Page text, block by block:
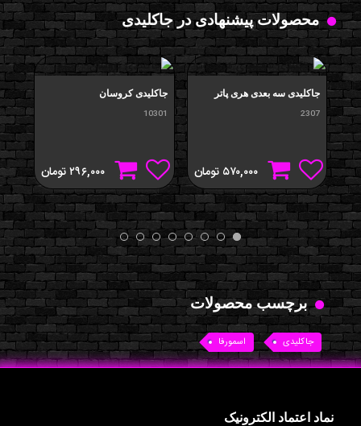
محصولات پیشنهادی در جاکلیدی
جاکلیدی سه بعدی هری پاتر
2307
۵۷۰,۰۰۰ تومان
جاکلیدی کروسان
10301
۲۹۶,۰۰۰تومان
برچسب محصولات
جاکلیدی اسمورفا
نماد اعتماد الکترونیک